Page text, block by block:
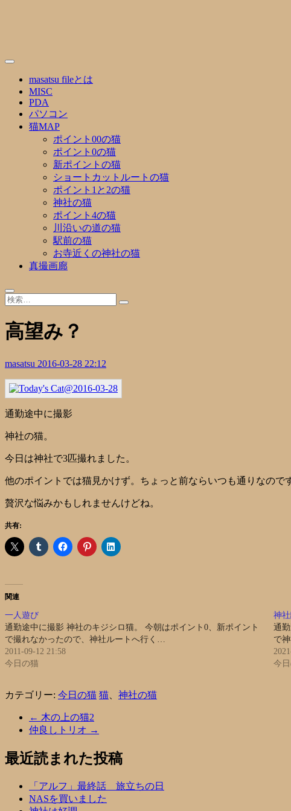
masatsu fileとは
MISC
PDA
パソコン
猫MAP
ポイント00の猫
ポイント0の猫
新ポイントの猫
ショートカットルートの猫
ポイント1と2の猫
神社の猫
ポイント4の猫
川沿いの道の猫
駅前の猫
お寺近くの神社の猫
真撮画廊
高望み？
masatsu 2016-03-28 22:12
通勤途中に撮影
神社の猫。
今日は神社で3匹撮れました。
他のポイントでは猫見かけず。ちょっと前ならいつも通りなの
贅沢な悩みかもしれませんけどね。
共有:
関連
一人遊び
通勤途中に撮影 神社のキジシロ猫。 今朝はポイント0、新ポイント
で撮れなかったので、神社ルートへ行く…
2011-09-12 21:58
今日の猫
神
通
で
今
カテゴリー: 今日の猫 猫 神社の猫
← 木の上の猫2
仲良しトリオ →
最近読まれた投稿
「アルフ」最終話 旅立ちの日
NASを買いました